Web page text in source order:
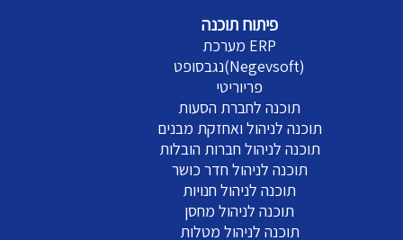
פיתוח תוכנה
מערכת ERP
נגבסופט(Negevsoft)
פריוריטי
תוכנה לחברת הסעות
תוכנה לניהול ואחזקת מבנים
תוכנה לניהול חברות הובלות
תוכנה לניהול חדר כושר
תוכנה לניהול חנויות
תוכנה לניהול מחסן
תוכנה לניהול מטלות